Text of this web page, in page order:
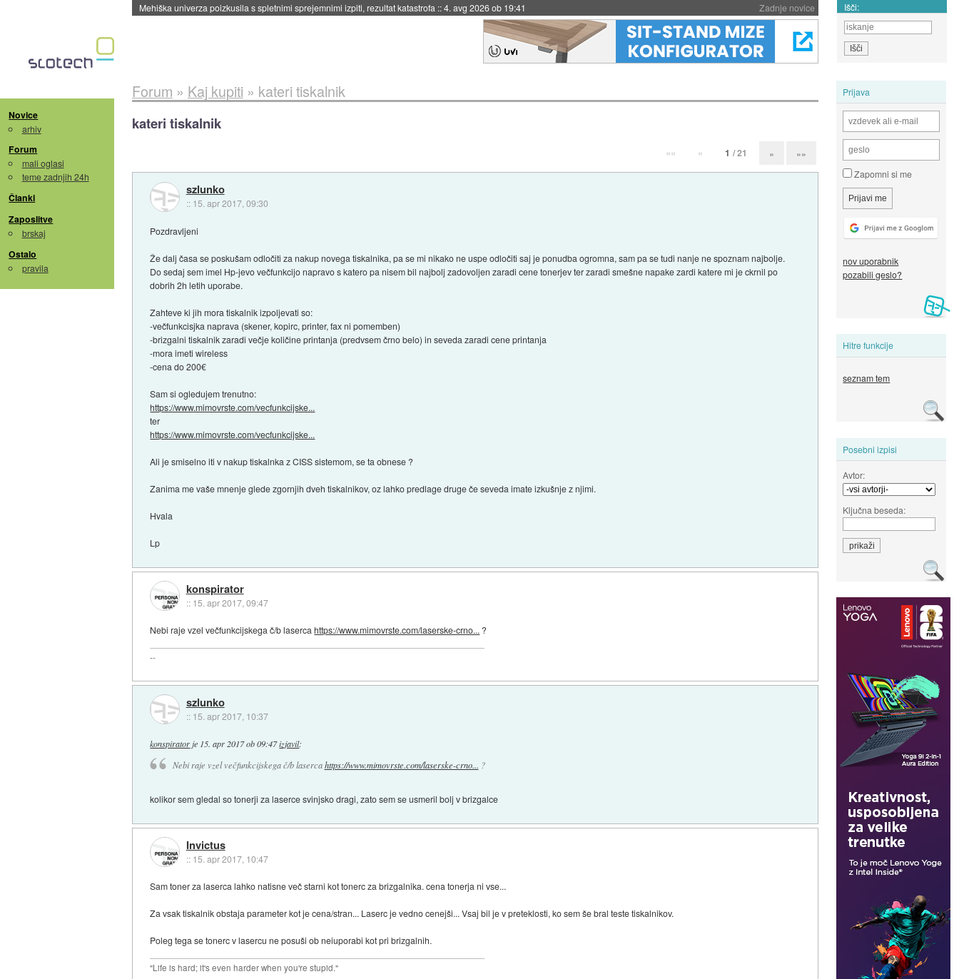
Zadnje novice
Evropska vesoljska agencija razvija svojo raketo za večkratno uporabo::4. avg 2026 ob 19:41 Išči:
Novice
arhiv
Forum
mali oglasi
teme zadnjih 24h
Članki
Zaposlitve
brskaj
Ostalo
pravila
Prijava
Zapomni si me
nov uporabnik
pozabili geslo?
Hitre funkcije
seznam tem
Posebni izpisi
Avtor:
Ključna beseda:
Forum » Kaj kupiti » kateri tiskalnik
kateri tiskalnik
«« « 1 / 21 » »»
szlunko
:: 15. apr 2017, 09:30
Pozdravljeni
Že dalj časa se poskušam odločiti za nakup novega tiskalnika, pa se mi nikako ne uspe odločiti saj je ponudba ogromna, sam pa se tudi nanje ne spoznam najbolje.
Do sedaj sem imel Hp-jevo večfunkcijo napravo s katero pa nisem bil najbolj zadovoljen zaradi cene tonerjev ter zaradi smešne napake zardi katere mi je ckrnil po
dobrih 2h letih uporabe.
Zahteve ki jih mora tiskalnik izpoljevati so:
-večfunkcisjka naprava (skener, kopirc, printer, fax ni pomemben)
-brizgalni tiskalnik zaradi večje količine printanja (predvsem črno belo) in seveda zaradi cene printanja
-mora imeti wireless
-cena do 200€
Sam si ogledujem trenutno:
https://www.mimovrste.com/vecfunkcijske...
ter
https://www.mimovrste.com/vecfunkcijske...
Ali je smiselno iti v nakup tiskalnka z CISS sistemom, se ta obnese ?
Zanima me vaše mnenje glede zgornjih dveh tiskalnikov, oz lahko predlage druge če seveda imate izkušnje z njimi.
Hvala
Lp
konspirator
:: 15. apr 2017, 09:47
Nebi raje vzel večfunkcijskega č/b lasercahttps://www.mimovrste.com/laserske-crno... ?
--
szlunko
:: 15. apr 2017, 10:37
konspirator je 15. apr 2017 ob 09:47izjavil:
Nebi raje vzel večfunkcijskega č/b lasercahttps://www.mimovrste.com/laserske-crno... ?
kolikor sem gledal so tonerji za laserce svinjsko dragi, zato sem se usmeril bolj v brizgalce
Invictus
:: 15. apr 2017, 10:47
Sam toner za laserca lahko natisne več starni kot tonerc za brizgalnika. cena tonerja ni vse...
Za vsak tiskalnik obstaja parameter kot je cena/stran... Laserc je vedno cenejši... Vsaj bil je v preteklosti, ko sem še bral teste tiskalnikov.
Poleg tega se tonerc v lasercu ne posuši ob neiuporabi kot pri brizgalnih.
"Life is hard; it's even harder when you're stupid."